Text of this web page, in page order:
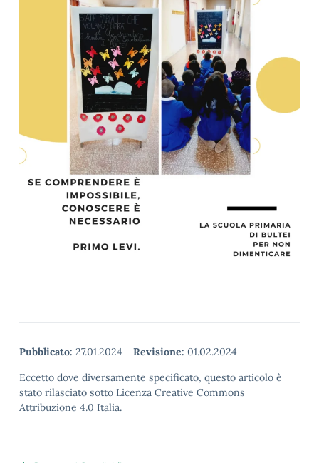
Pubblicato: 27.01.2024 - Revisione: 01.02.2024
Eccetto dove diversamente specificato, questo articolo è
stato rilasciato sotto Licenza Creative Commons
Attribuzione 4.0 Italia.